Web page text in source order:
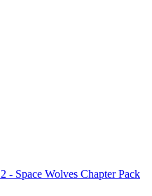
- Space Wolves Chapter Pack